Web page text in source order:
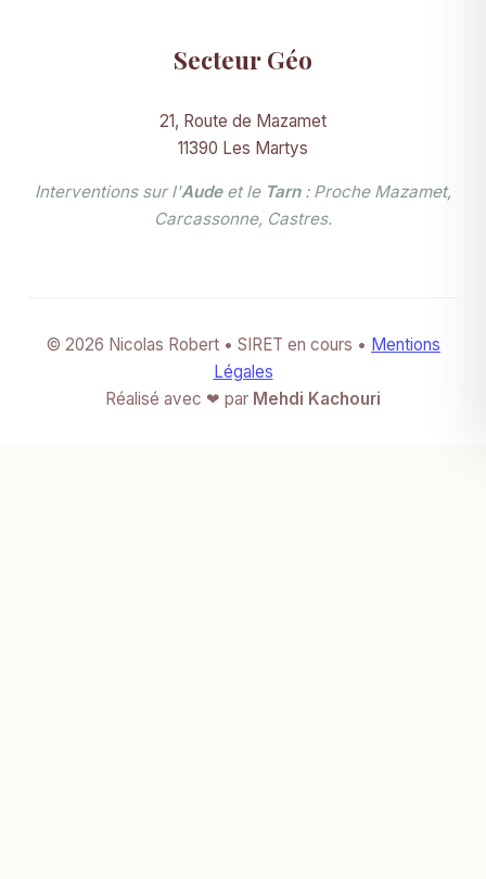
Secteur Géo
21, Route de Mazamet
11390 Les Martys
Interventions sur l'Audeet le Tarn: Proche Mazamet,
Carcassonne, Castres.
© 2026 Nicolas Robert • SIRET en cours • Mentions
Légales
Réalisé avec ❤ par Mehdi Kachouri